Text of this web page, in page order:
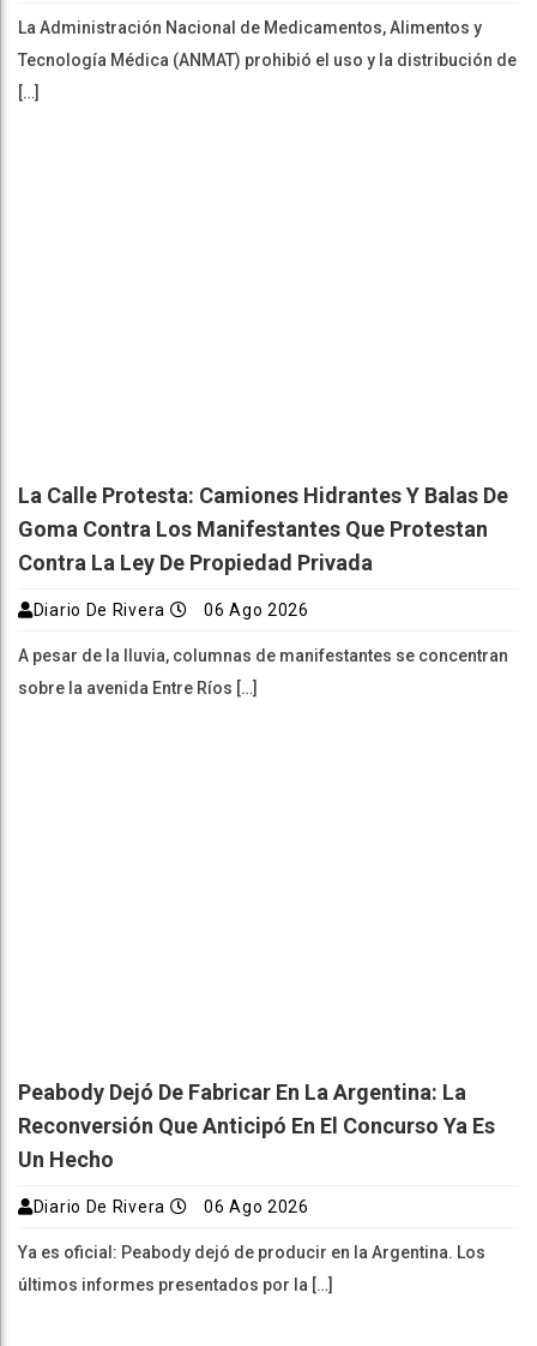
La Administración Nacional de Medicamentos, Alimentos y
Tecnología Médica (ANMAT) prohibió el uso y la distribución de
[…]
La Calle Protesta: Camiones Hidrantes Y Balas De
Goma Contra Los Manifestantes Que Protestan
Contra La Ley De Propiedad Privada
Diario De Rivera 06 Ago 2026
A pesar de la lluvia, columnas de manifestantes se concentran
sobre la avenida Entre Ríos […]
Peabody Dejó De Fabricar En La Argentina: La
Reconversión Que Anticipó En El Concurso Ya Es
Un Hecho
Diario De Rivera 06 Ago 2026
Ya es oficial: Peabody dejó de producir en la Argentina. Los
últimos informes presentados por la […]